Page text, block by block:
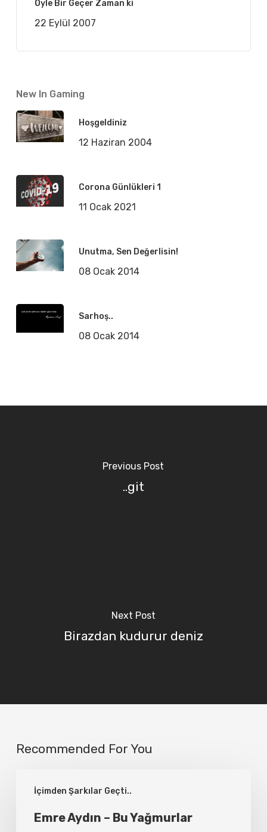
Öyle Bir Geçer Zaman ki
22 Eylül 2007
New In Gaming
Hoşgeldiniz
12 Haziran 2004
Corona Günlükleri 1
11 Ocak 2021
Unutma, Sen Değerlisin!
08 Ocak 2014
Sarhoş..
08 Ocak 2014
Previous Post
..git
Next Post
Birazdan kudurur deniz
Recommended For You
İçimden Şarkılar Geçti..
Aydın
Emre Aydın – Bu Yağmurlar